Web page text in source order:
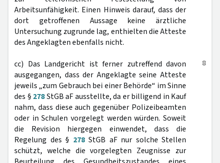
Arbeitsunfähigkeit. Einen Hinweis darauf, dass der
dort getroffenen Aussage keine ärztliche
Untersuchung zugrunde lag, enthielten die Atteste
des Angeklagten ebenfalls nicht.
8
cc) Das Landgericht ist ferner zutreffend davon
ausgegangen, dass der Angeklagte seine Atteste
jeweils „zum Gebrauch bei einer Behörde“ im Sinne
des § 278StGB aF ausstellte, da er billigend in Kauf
nahm, dass diese auch gegenüber Polizeibeamten
oder in Schulen vorgelegt werden würden. Soweit
die Revision hiergegen einwendet, dass die
Regelung des § 278StGB aF nur solche Stellen
schützt, welche die vorgelegten Zeugnisse zur